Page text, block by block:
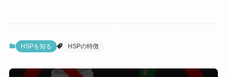
HSPを知る HSPの特徴